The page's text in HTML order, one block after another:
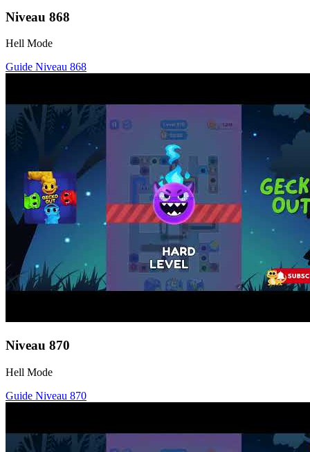
Niveau 868
Hell Mode
Guide Niveau 868
Niveau 870
Hell Mode
Guide Niveau 870